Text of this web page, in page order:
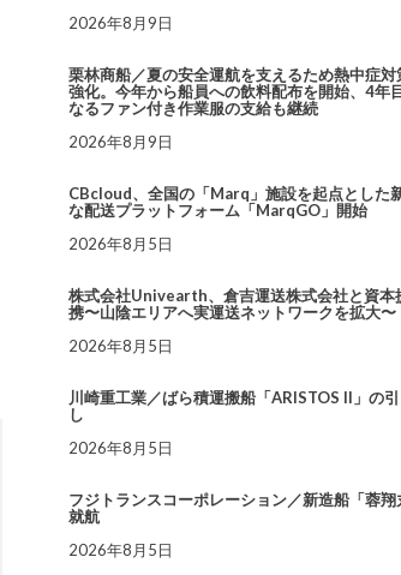
2026年8月9日
栗林商船／夏の安全運航を支えるため熱中症対
強化。今年から船員への飲料配布を開始、4年
なるファン付き作業服の支給も継続
2026年8月9日
CBcloud、全国の「Marq」施設を起点とした
な配送プラットフォーム「MarqGO」開始
2026年8月5日
株式会社Univearth、倉吉運送株式会社と資本
携〜山陰エリアへ実運送ネットワークを拡大〜
2026年8月5日
川崎重工業／ばら積運搬船「ARISTOS II」の
し
2026年8月5日
フジトランスコーポレーション／新造船「蓉翔
就航
2026年8月5日